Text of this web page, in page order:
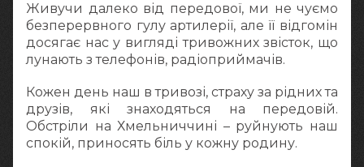
Живучи далеко від передової, ми не чуємо
безперервного гулу артилерії, але її відгомін
досягає нас у вигляді тривожних звісток, що
лунають з телефонів, радіоприймачів.
Кожен день наш в тривозі, страху за рідних та
друзів, які знаходяться на передовій.
Обстріли на Хмельниччині – руйнують наш
спокій, приносять біль у кожну родину.